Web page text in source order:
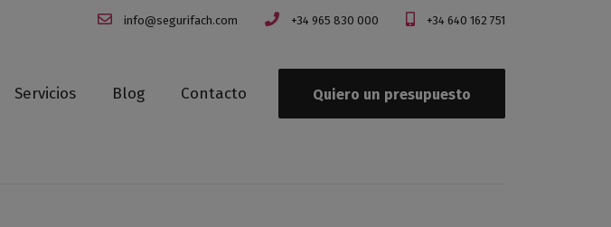
info@segurifach.com +34 965 830 000 +34 640 162 751
Servicios Blog Contacto Quiero un presupuesto